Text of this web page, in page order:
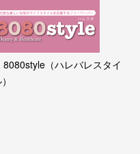
8080style（ハレバレスタイ